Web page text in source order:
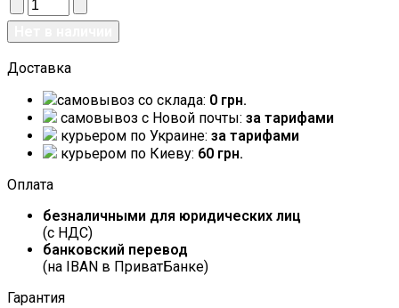
Доставка
самовывоз со склада: 0 грн.
самовывоз c Новой почты: за тарифами
курьером по Украине: за тарифами
курьером по Киеву: 60 грн.
Оплата
безналичными для юридических лиц
(с НДС)
банковский перевод
(на IBAN в ПриватБанке)
Гарантия